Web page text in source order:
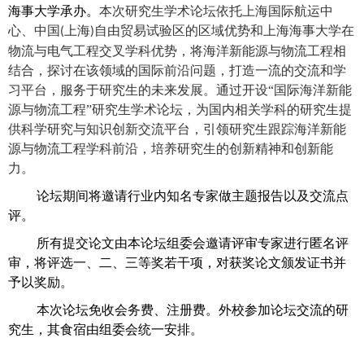
海事大学承办。 本次研究生学术论坛依托上海国际航运中
心、中国 ( 上海)自由贸易试验区的区域优势和上海海事大学在
物流与电气工程交叉学科优势，将海洋新能源与物流工程相
结合，探讨在该领域的国际前沿问题，打造一流的交流和学
习平台，服务于研究生的未来发展。通过开设“国际海洋新能
源与物流工程”研究生学术论坛，为国内相关学科的研究生提
供科学研究与知识创新交流平台，引领研究生跟踪海洋新能
源与物流工程学科前沿，培养研究生的创新精神和创新能
力。
论坛期间将邀请行业内知名专家做主题报告以及交流点
评。
所有提交论文由本论坛组委会邀请评审专家进行匿名评
审，将评选一、二、三等奖若干项，对获奖论文颁发证书并
予以奖励。
本次论坛免收会务费、注册费。外校参加论坛交流的研
究生，其食宿由组委会统一安排。